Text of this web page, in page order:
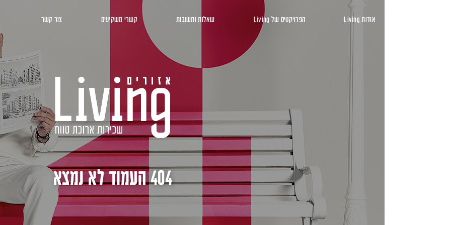
אודות Living הפרויקטים של Living שאלות ותשובות קשרי משקיעים צור קשר
404 העמוד לא נמצא